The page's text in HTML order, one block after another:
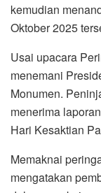
kemudian
Oktober 2025
Usai upacara
menemani
Monumen.
menerima
Hari Kesaktian
Memaknai
mengatakan